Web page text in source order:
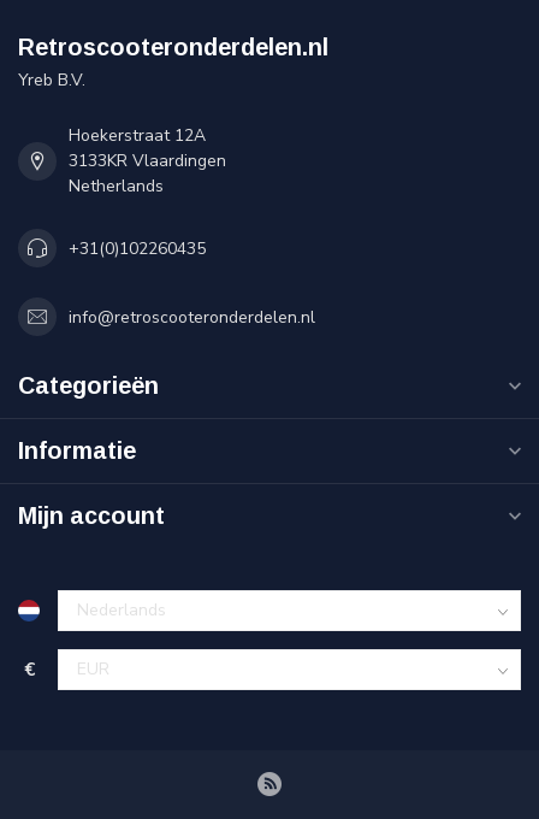
Retroscooteronderdelen.nl
Yreb B.V.
Hoekerstraat 12A
3133KR Vlaardingen
Netherlands
+31(0)102260435
info@retroscooteronderdelen.nl
Categorieën
Informatie
Mijn account
€